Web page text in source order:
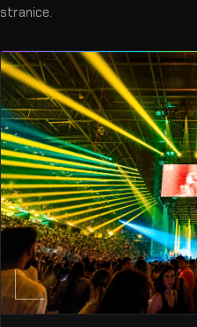
stranice.